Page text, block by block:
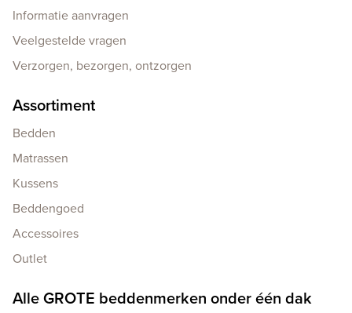
Informatie aanvragen
Veelgestelde vragen
Verzorgen, bezorgen, ontzorgen
Assortiment
Bedden
Matrassen
Kussens
Beddengoed
Accessoires
Outlet
Alle GROTE beddenmerken onder één dak